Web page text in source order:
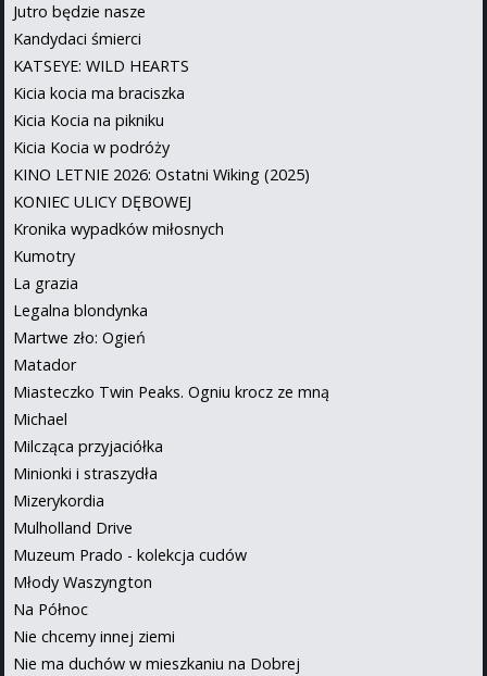
Jutro będzie nasze
Kandydaci śmierci
KATSEYE: WILD HEARTS
Kicia kocia ma braciszka
Kicia Kocia na pikniku
Kicia Kocia w podróży
KINO LETNIE 2026: Ostatni Wiking (2025)
KONIEC ULICY DĘBOWEJ
Kronika wypadków miłosnych
Kumotry
La grazia
Legalna blondynka
Martwe zło: Ogień
Matador
Miasteczko Twin Peaks. Ogniu krocz ze mną
Michael
Milcząca przyjaciółka
Minionki i straszydła
Mizerykordia
Mulholland Drive
Muzeum Prado - kolekcja cudów
Młody Waszyngton
Na Północ
Nie chcemy innej ziemi
Nie ma duchów w mieszkaniu na Dobrej